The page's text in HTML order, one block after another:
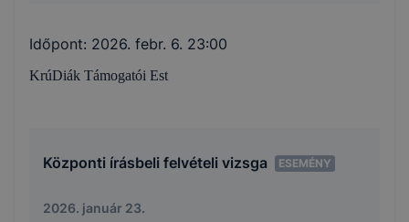
Időpont: 2026. febr. 6. 23:00
KrúDiák Támogatói Est
Központi írásbeli felvételi vizsga ESEMÉNY
2026. január 23.